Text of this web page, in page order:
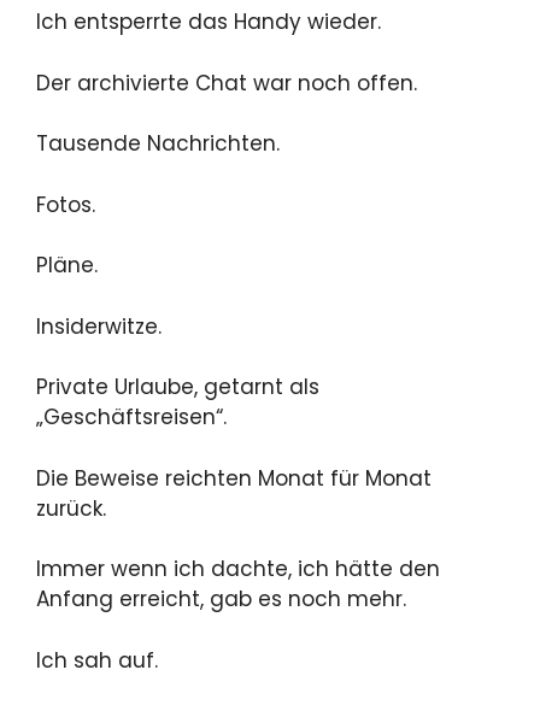
Ich entsperrte das Handy wieder.
Der archivierte Chat war noch offen.
Tausende Nachrichten.
Fotos.
Pläne.
Insiderwitze.
Private Urlaube, getarnt als
„Geschäftsreisen“.
Die Beweise reichten Monat für Monat
zurück.
Immer wenn ich dachte, ich hätte den
Anfang erreicht, gab es noch mehr.
Ich sah auf.